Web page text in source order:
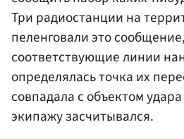
Три радиостанции на
пеленговали это
соответствующие линии
определялась точка их
совпадала с объектом
экипажу засчитывался.